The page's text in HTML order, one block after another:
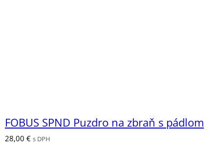
FOBUS SPND Puzdro na zbraň s pádlom
28,00 € s DPH